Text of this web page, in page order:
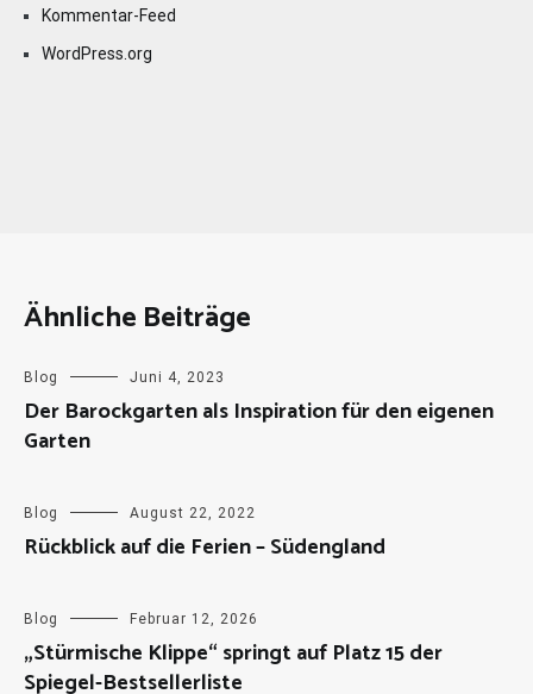
Kommentar-Feed
WordPress.org
Ähnliche Beiträge
Blog Juni 4, 2023
Der Barockgarten als Inspiration für den eigenen
Garten
Blog August 22, 2022
Rückblick auf die Ferien – Südengland
Blog Februar 12, 2026
„Stürmische Klippe“ springt auf Platz 15 der
Spiegel-Bestsellerliste